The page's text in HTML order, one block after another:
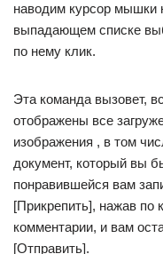
наводим курсор мышки
выпадающем списке
по нему клик.
Эта команда вызовет,
отображены все
изображения , в том
документ, который вы
понравившейся вам
[Прикрепить], нажав по
комментарии, и вам
[Отправить].